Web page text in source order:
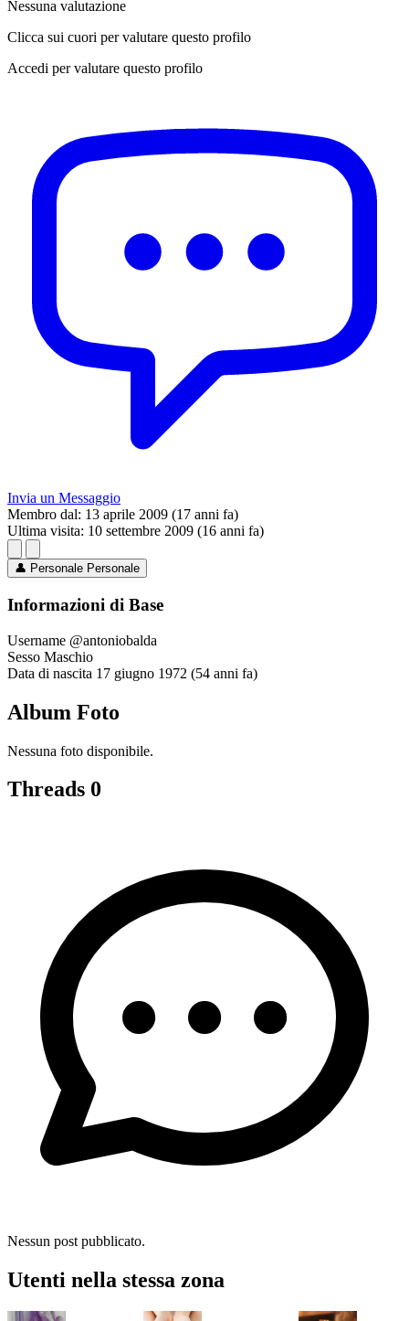
Nessuna valutazione
Clicca sui cuori per valutare questo profilo
Accedi per valutare questo profilo
Invia un Messaggio
Membro dal: 13 aprile 2009 (17 anni fa)
Ultima visita: 10 settembre 2009 (16 anni fa)
👤 Personale Personale
Informazioni di Base
Username @antoniobalda
Sesso Maschio
Data di nascita 17 giugno 1972 (54 anni fa)
Album Foto
Nessuna foto disponibile.
Threads 0
Nessun post pubblicato.
Utenti nella stessa zona